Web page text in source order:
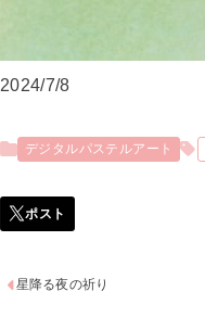
2024/7/8
デジタルパステルアート
星降る夜の祈り